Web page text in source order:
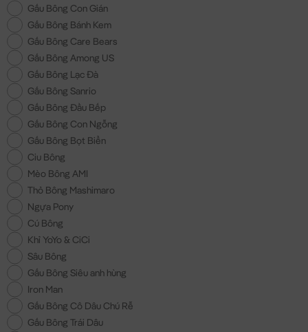
Gấu Bông Con Gián
Gấu Bông Bánh Kem
Gấu Bông Care Bears
Gấu Bông Among US
Gấu Bông Lạc Đà
Gấu Bông Sanrio
Gấu Bông Đầu Bếp
Gấu Bông Con Ngỗng
Gấu Bông Bọt Biển
Ciu Bông
Mèo Bông AMI
Thỏ Bông Mashimaro
Ngựa Pony
Cú Bông
Khỉ YoYo & CiCi
Sâu Bông
Gấu Bông Siêu anh hùng
Iron Man
Gấu Bông Cô Dâu Chú Rễ
Gấu Bông Trái Dâu